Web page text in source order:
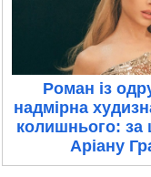
Роман із
надмірна
колишнього: за
Аріану